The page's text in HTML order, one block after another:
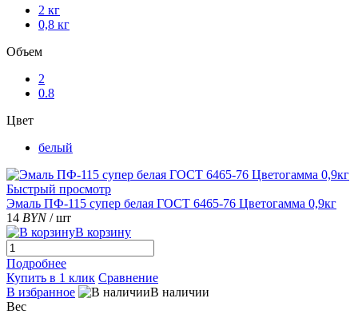
2 кг
0,8 кг
Объем
2
0.8
Цвет
белый
Быстрый просмотр
Эмаль ПФ-115 супер белая ГОСТ 6465-76 Цветогамма 0,9кг
14 BYN / шт
В корзину
Подробнее
Купить в 1 клик Сравнение
В избранное
В наличии
Вес